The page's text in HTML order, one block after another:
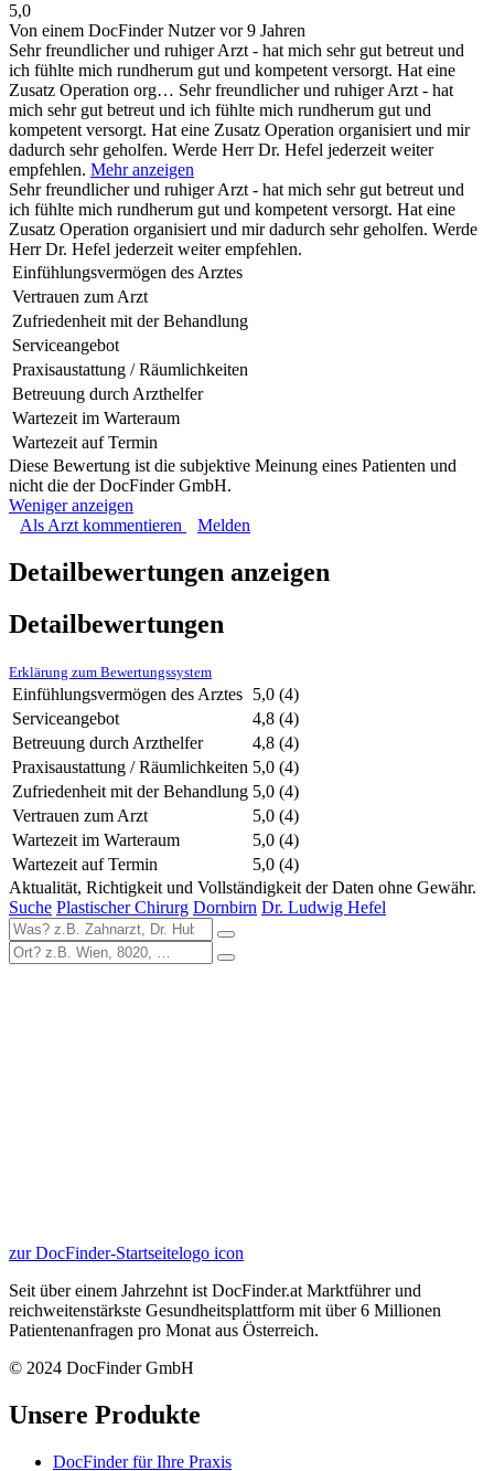
5,0
Von einem DocFinder Nutzervor 9 Jahren
Sehr freundlicher und ruhiger Arzt - hat mich sehr gut betreut und
ich fühlte mich rundherum gut und kompetent versorgt. Hat eine
Zusatz Operation org… Sehr freundlicher und ruhiger Arzt - hat
mich sehr gut betreut und ich fühlte mich rundherum gut und
kompetent versorgt. Hat eine Zusatz Operation organisiert und mir
dadurch sehr geholfen. Werde Herr Dr. Hefel jederzeit weiter
empfehlen. Mehr anzeigen
Sehr freundlicher und ruhiger Arzt - hat mich sehr gut betreut und
ich fühlte mich rundherum gut und kompetent versorgt. Hat eine
Zusatz Operation organisiert und mir dadurch sehr geholfen. Werde
Herr Dr. Hefel jederzeit weiter empfehlen.
Einfühlungsvermögen des Arztes
Vertrauen zum Arzt
Zufriedenheit mit der Behandlung
Serviceangebot
Praxisaustattung / Räumlichkeiten
Betreuung durch Arzthelfer
Wartezeit im Warteraum
Wartezeit auf Termin
Diese Bewertung ist die subjektive Meinung eines Patienten und
nicht die der DocFinder GmbH.
Weniger anzeigen
Als Arzt kommentieren
Melden
Detailbewertungen anzeigen
Detailbewertungen
Erklärung zum Bewertungssystem
Einfühlungsvermögen des Arztes 5,0 (4)
Serviceangebot
4,8 (4)
Betreuung durch Arzthelfer
4,8 (4)
Praxisaustattung / Räumlichkeiten 5,0 (4)
Zufriedenheit mit der Behandlung 5,0 (4)
Vertrauen zum Arzt
5,0 (4)
Wartezeit im Warteraum
5,0 (4)
Wartezeit auf Termin
5,0 (4)
Aktualität, Richtigkeit und Vollständigkeit der Daten ohne Gewähr.
Suche Plastischer Chirurg Dornbirn Dr. Ludwig Hefel
zur DocFinder-Startseitelogo icon
Seit über einem Jahrzehnt ist DocFinder.at Marktführer und
reichweitenstärkste Gesundheitsplattform mit über 6 Millionen
Patientenanfragen pro Monat aus Österreich.
© 2024 DocFinder GmbH
Unsere Produkte
DocFinder für Ihre Praxis